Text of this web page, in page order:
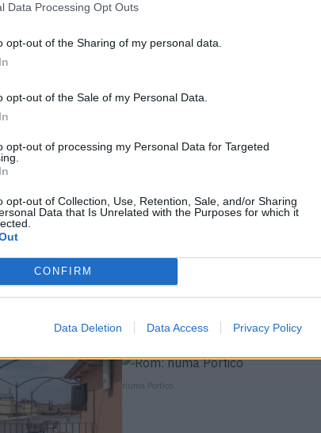
Data Processing Opt Outs
opt-out of the Sharing of my personal data.
opt-out of the Sale of my Personal Data.
opt-out of processing my Personal Data for Targeted
opt-out of Collection, Use, Retention, Sale, and/or Sharing
Data that Is Unrelated with the Purposes for which it
CONFIRM
Data Deletion Data Access Privacy Policy
so unbeschwert wie Prag. Von deinem Zimmer mit
Minuten zur berühmten Karlsbrücke. Das
befindet, wird gleich selbst zum Sightseeing-Hotspot.
– so mögen wir das!
numa Portico